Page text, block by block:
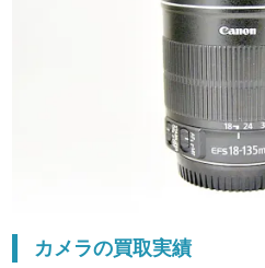
カメラの買取実績